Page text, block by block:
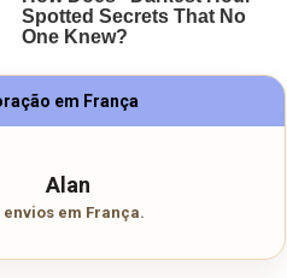
em França
Alan
envios em França.